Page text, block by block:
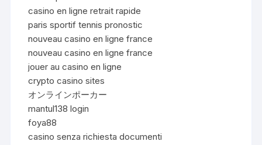
casino en ligne retrait rapide
paris sportif tennis pronostic
nouveau casino en ligne france
nouveau casino en ligne france
jouer au casino en ligne
crypto casino sites
オンラインポーカー
mantul138 login
foya88
casino senza richiesta documenti